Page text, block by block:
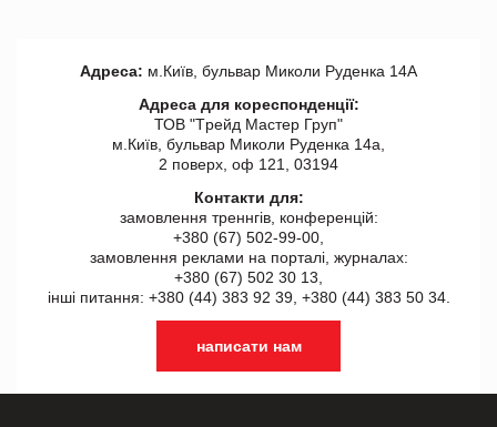
Адреса: м.Київ, бульвар Миколи Руденка 14А
Адреса для кореспонденції:
ТОВ "Tрейд Мастер Груп"
м.Київ, бульвар Миколи Руденка 14а,
2 поверх, оф 121, 03194
Контакти для:
замовлення треннгів, конференцій:
+380 (67) 502-99-00,
замовлення реклами на порталі, журналах:
+380 (67) 502 30 13,
інші питання: +380 (44) 383 92 39, +380 (44) 383 50 34.
написати нам